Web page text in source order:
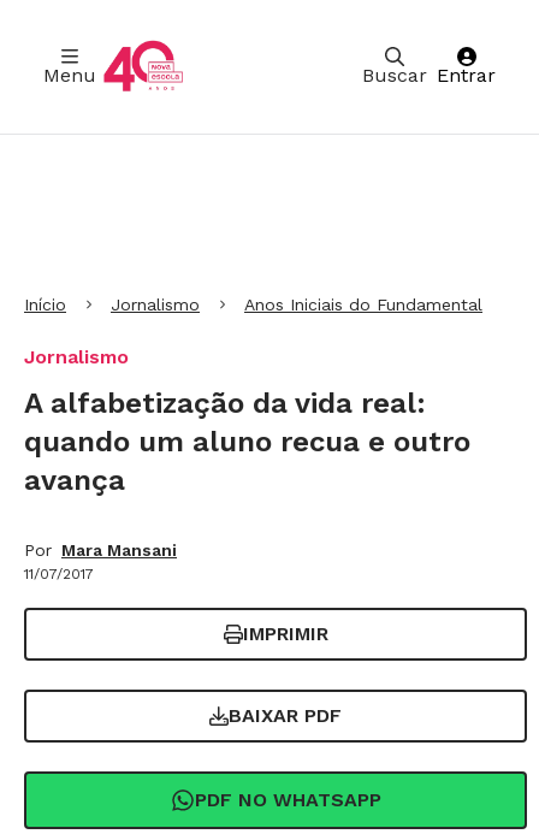
Buscar
Menu Entrar
Início Jornalismo Anos Iniciais do Fundamental
Jornalismo
A alfabetização da vida real:
quando um aluno recua e outro
avança
Por Mara Mansani
11/07/2017
IMPRIMIR
BAIXAR PDF
PDF NO WHATSAPP